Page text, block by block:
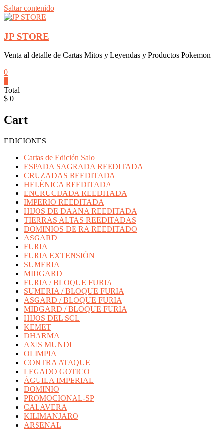
Saltar contenido
JP STORE
Venta al detalle de Cartas Mitos y Leyendas y Productos Pokemon
0
Total
$ 0
Cart
EDICIONES
Cartas de Edición Salo
ESPADA SAGRADA REEDITADA
CRUZADAS REEDITADA
HELÉNICA REEDITADA
ENCRUCIJADA REEDITADA
IMPERIO REEDITADA
HIJOS DE DAANA REEDITADA
TIERRAS ALTAS REEDITADAS
DOMINIOS DE RA REEDITADO
ASGARD
FURIA
FURIA EXTENSIÓN
SUMERIA
MIDGARD
FURIA / BLOQUE FURIA
SUMERIA / BLOQUE FURIA
ASGARD / BLOQUE FURIA
MIDGARD / BLOQUE FURIA
HIJOS DEL SOL
KEMET
DHARMA
AXIS MUNDI
OLIMPIA
CONTRA ATAQUE
LEGADO GOTICO
ÁGUILA IMPERIAL
DOMINIO
PROMOCIONAL-SP
CALAVERA
KILIMANJARO
ARSENAL